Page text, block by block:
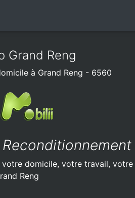
Grand Reng
à Grand Reng - 6560
votre domicile, votre travail, votre
Reng